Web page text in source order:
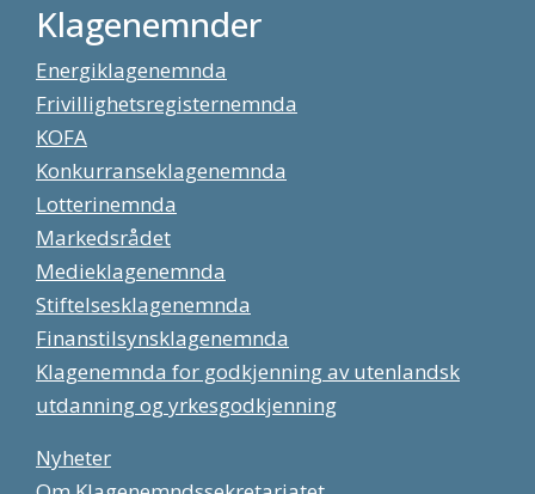
Klagenemnder
Energiklagenemnda
Frivillighetsregisternemnda
KOFA
Konkurranseklagenemnda
Lotterinemnda
Markedsrådet
Medieklagenemnda
Stiftelsesklagenemnda
Finanstilsynsklagenemnda
Klagenemnda for godkjenning av utenlandsk
utdanning og yrkesgodkjenning
Nyheter